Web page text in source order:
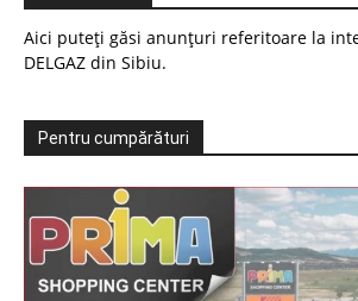
Aici puteți găsi anunțuri referitoare la
DELGAZ din Sibiu.
Pentru cumpărături